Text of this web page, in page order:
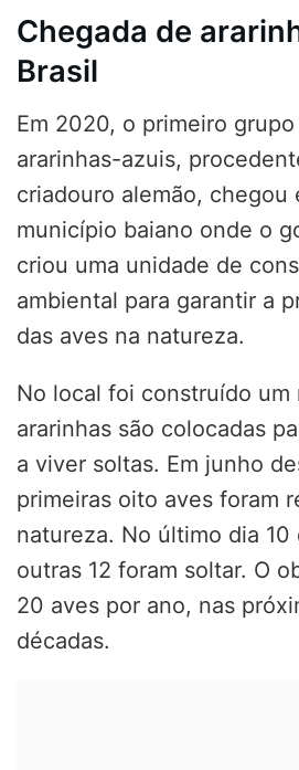
Chegada de
Brasil
Em 2020, o primeiro
ararinhas-azuis,
criadouro alemão, chegou
município baiano onde o
criou uma unidade de
ambiental para garantir a
das aves na natureza.
No local foi construído um
ararinhas são colocadas
a viver soltas. Em junho
primeiras oito aves foram
natureza. No último dia 10
outras 12 foram soltar. O
20 aves por ano, nas
décadas.